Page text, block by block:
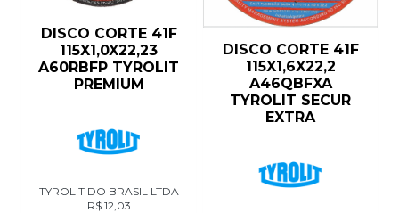
DISCO CORTE 41F
115X1,0X22,23
A60RBFP TYROLIT
PREMIUM
TYROLIT DO BRASIL LTDA
R$12,03
DISCO CORTE 41F
115X1,6X22,2
A46QBFXA
TYROLIT SECUR
EXTRA